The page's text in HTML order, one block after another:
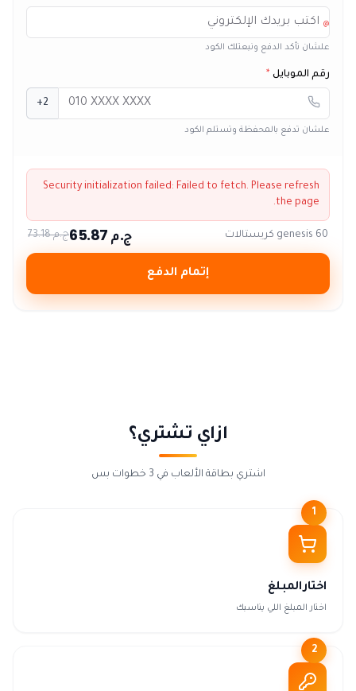
@
علشان نأكد الدفع ونبعتلك الكود
رقم الموبايل *
+2
علشان تدفع بالمحفظة وتستلم الكود
Security initialization failed: Failed to fetch. Please refresh
the page.
60 genesis كريستالات ج.م 65.87 ج.م 73.18
إتمام الدفع
ازاي تشتري؟
اشتري بطاقة الألعاب في 3 خطوات بس
1
اختار المبلغ
اختار المبلغ اللي يناسبك
2